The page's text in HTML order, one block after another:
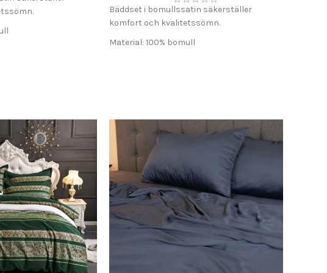
Bäddset i bomullssatin säkerställer
komfort och kvalitetssömn.
Material: 100% bomull
Komfort: Andas och mjuk konsistens